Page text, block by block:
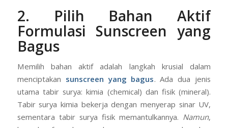
membedakannya dari kompetitor.
2. Pilih Bahan Aktif
Formulasi Sunscreen yang
Bagus
Memilih bahan aktif adalah langkah krusial dalam
menciptakansunscreen yang bagus. Ada dua jenis
utama tabir surya: kimia (chemical) dan fisik (mineral).